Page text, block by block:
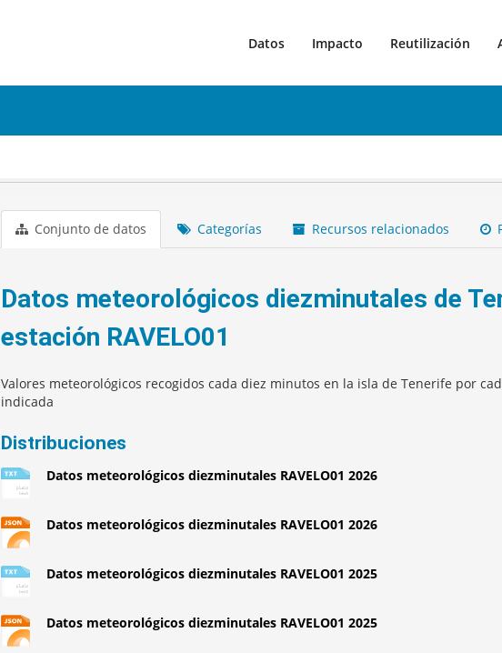
Datos Impacto Reutilización
Conjunto de datos Categorías Recursos relacionados
Datos meteorológicos diezminutales de
estación RAVELO01
Valores meteorológicos recogidos cada diez minutos en la isla de Tenerife por
indicada
Distribuciones
Datos meteorológicos diezminutales RAVELO01 2026
Datos meteorológicos diezminutales RAVELO01 2026
Datos meteorológicos diezminutales RAVELO01 2025
Datos meteorológicos diezminutales RAVELO01 2025